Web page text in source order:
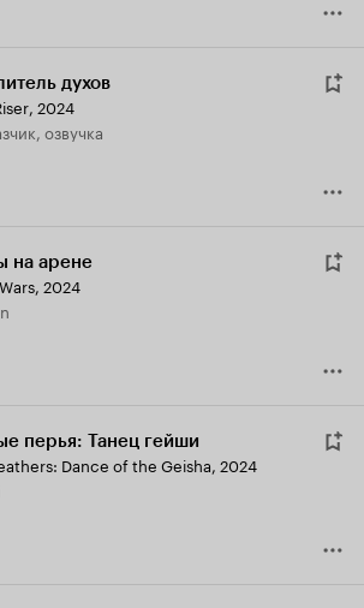
духов
, 2024
озвучка
на арене
, 2024
перья: Танец гейши
Dance of the Geisha, 2024